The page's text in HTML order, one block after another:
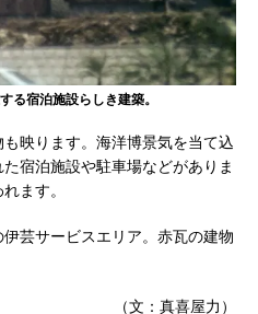
る宿泊施設らしき建築。
映ります。海洋博景気を当て込
宿泊施設や駐車場などがありま
ます。
芸サービスエリア。赤瓦の建物
（文：真喜屋力）